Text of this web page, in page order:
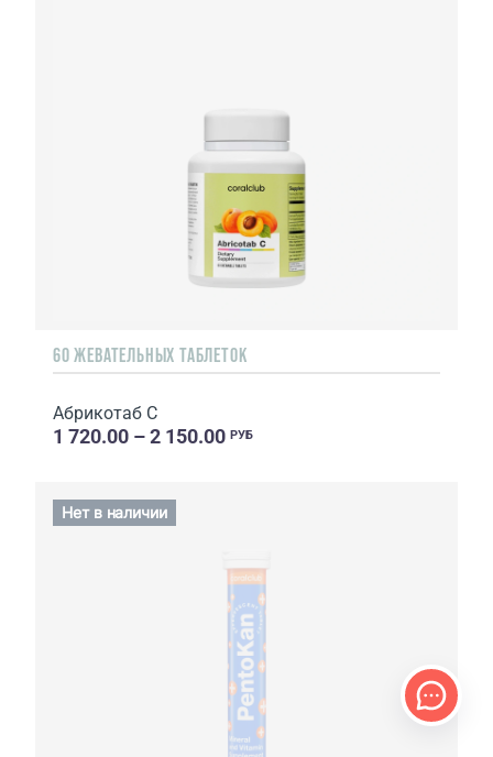
60 ЖЕВАТЕЛЬНЫХ ТАБЛЕТОК
Абрикотаб С
1 720.00 – 2 150.00 РУБ
Нет в наличии